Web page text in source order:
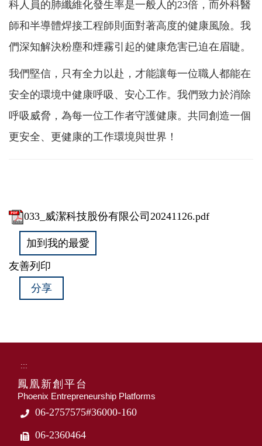
科人員的肺纖維化發生率是一般人的23倍，而外科醫
師和半導體焊接工程師則面對著高度的健康風險。我
們深知解決粉塵和煙霧引起的健康危害已迫在眉睫。
我們堅信，只有全力以赴，才能讓每一位職人都能在
安全的環境中健康呼吸、安心工作。我們致力於消除
呼吸威脅，為每一位工作者守護健康。共同創造一個
更安全、更健康的工作環境與世界！
033_威潔科技股份有限公司20241126.pdf
加到我的最愛
友善列印
分享
:::
鳳凰新創平台
Phoenix Entrepreneurship Platforms
06-2757575#36000-160
06-2360464